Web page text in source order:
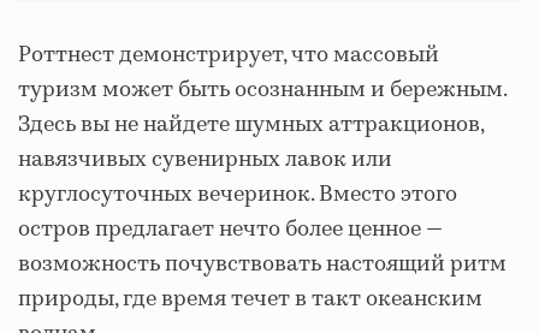
Роттнест демонстрирует, что массовый
туризм может быть осознанным и бережным.
Здесь вы не найдете шумных аттракционов,
навязчивых сувенирных лавок или
круглосуточных вечеринок. Вместо этого
остров предлагает нечто более ценное —
возможность почувствовать настоящий ритм
природы, где время течет в такт океанским